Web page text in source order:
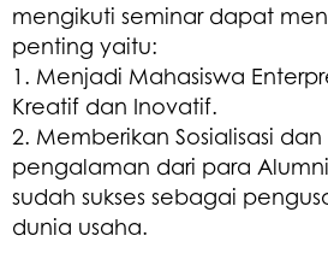
mengikuti seminar dapat
penting yaitu:
1. Menjadi Mahasiswa
Kreatif dan Inovatif.
2. Memberikan Sosialisasi
pengalaman dari para Alumni
sudah sukses sebagai
dunia usaha.